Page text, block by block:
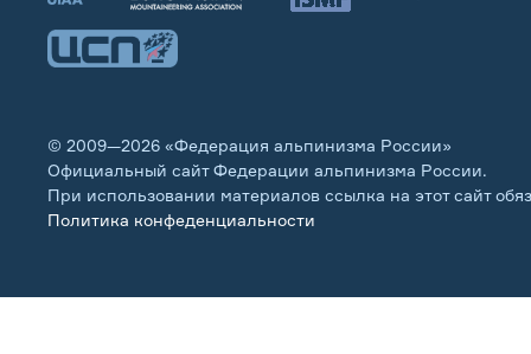
© 2009—2026 «Федерация альпинизма России»
Официальный сайт Федерации альпинизма России.
При использовании материалов ссылка на этот сайт
Политика конфеденциальности